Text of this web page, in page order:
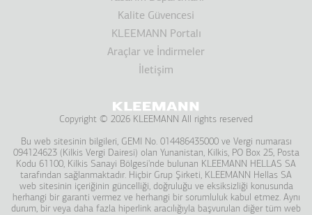
Kalite Güvencesi
KLEEMANN Portalı
Araçlar ve İndirmeler
İletişim
Copyright © 2026 KLEEMANN All rights reserved
Bu web sitesinin bilgileri, GEMI No. 014486435000 ve Vergi numarası
094124623 (Kilkis Vergi Dairesi) olan Yunanistan, Kilkis, PO Box 25, Posta
Kodu 61100, Kilkis Sanayi Bölgesi'nde bulunan KLEEMANΝ HELLAS SA
tarafından sağlanmaktadır. Hiçbir Grup Şirketi, KLEEMANN Hellas SA
web sitesinin içeriğinin güncelliği, doğruluğu ve eksiksizliği konusunda
herhangi bir garanti vermez ve herhangi bir sorumluluk kabul etmez. Aynı
durum, bir veya daha fazla hiperlink aracılığıyla başvurulan diğer tüm web